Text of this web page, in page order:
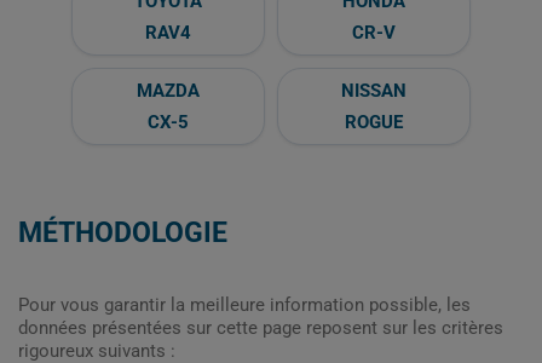
RAV4
CR-V
MAZDA
CX-5
NISSAN
ROGUE
MÉTHODOLOGIE
Pour vous garantir la meilleure information possible, les
données présentées sur cette page reposent sur les critères
rigoureux suivants :